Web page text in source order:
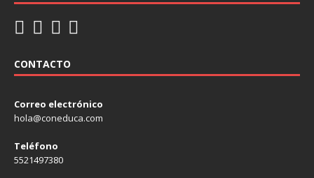
CONTACTO
Correo electrónico
hola@coneduca.com
Teléfono
5521497380